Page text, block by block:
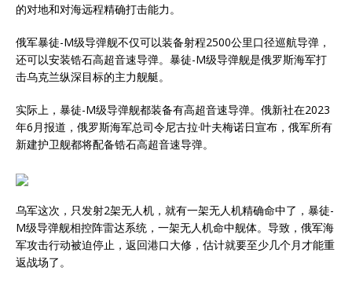
的对地和对海远程精确打击能力。
俄军暴徒-M级导弹舰不仅可以装备射程2500公里口径巡航导弹，
还可以安装锆石高超音速导弹。暴徒-M级导弹舰是俄罗斯海军打
击乌克兰纵深目标的主力舰艇。
实际上，暴徒-M级导弹舰都装备有高超音速导弹。俄新社在2023
年6月报道，俄罗斯海军总司令尼古拉·叶夫梅诺日宣布，俄军所有
新建护卫舰都将配备锆石高超音速导弹。
乌军这次，只发射2架无人机，就有一架无人机精确命中了，暴徒-
M级导弹舰相控阵雷达系统，一架无人机命中舰体。导致，俄军海
军攻击行动被迫停止，返回港口大修，估计就要至少几个月才能重
返战场了。